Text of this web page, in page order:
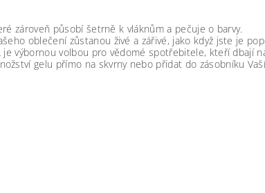
zároveň působí šetrně k vláknům a pečuje o barvy.
oblečení zůstanou živé a zářivé, jako když jste je
výbornou volbou pro vědomé spotřebitele, kteří dbají
gelu přímo na skvrny nebo přidat do zásobníku